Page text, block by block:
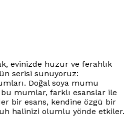
evinizde huzur ve ferahlık
serisi sunuyoruz:
Doğal soya mumu
mumlar, farklı esanslar ile
bir esans, kendine özgü bir
halinizi olumlu yönde etkiler.